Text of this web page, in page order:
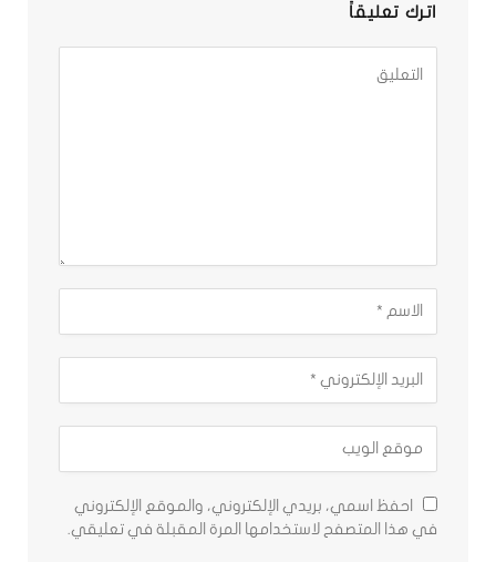
اترك تعليقاً
احفظ اسمي، بريدي الإلكتروني، والموقع الإلكتروني
في هذا المتصفح لاستخدامها المرة المقبلة في تعليقي.